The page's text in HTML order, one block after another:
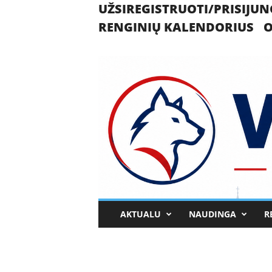
UŽSIREGISTRUOTI/
RENGINIŲ KALENDORIUS
m
AKTUALU NAUDINGA